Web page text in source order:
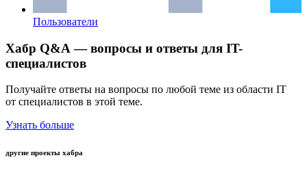
Пользователи
Хабр Q&A — вопросы и ответы для IT-
специалистов
Получайте ответы на вопросы по любой теме из области IT
от специалистов в этой теме.
Узнать больше
другие проекты хабра